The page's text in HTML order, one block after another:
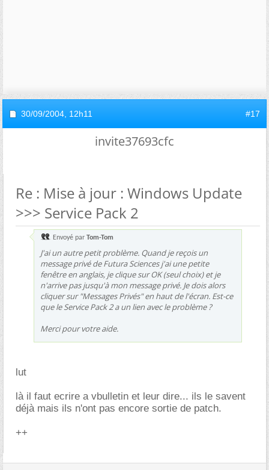
30/09/2004, 12h11 #17
invite37693cfc
Re : Mise à jour : Windows Update
>>> Service Pack 2
Envoyé par Tom-Tom
J'ai un autre petit problème. Quand je reçois un
message privé de Futura Sciences j'ai une petite
fenêtre en anglais, je clique sur OK (seul choix) et je
n'arrive pas jusqu'à mon message privé. Je dois alors
cliquer sur "Messages Privés" en haut de l'écran. Est-ce
que le Service Pack 2 a un lien avec le problème ?
Merci pour votre aide.
lut
là il faut ecrire a vbulletin et leur dire... ils le savent
déjà mais ils n'ont pas encore sortie de patch.
++